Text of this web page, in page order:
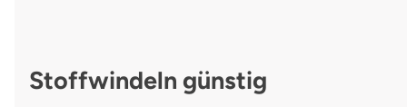
Stoffwindeln günstig